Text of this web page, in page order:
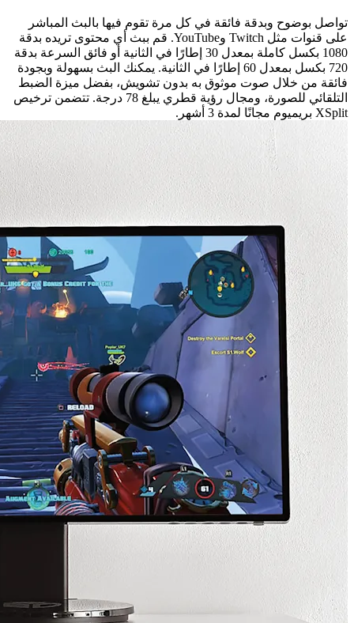
تواصل بوضوح وبدقة فائقة في كل مرة تقوم فيها بالبث المباشر
على قنوات مثل Twitch وYouTube. قم ببث أي محتوى تريده بدقة
1080 بكسل كاملة بمعدل 30 إطارًا في الثانية أو فائق السرعة بدقة
720 بكسل بمعدل 60 إطارًا في الثانية. يمكنك البث بسهولة وبجودة
فائقة من خلال صوت موثوق به بدون تشويش، بفضل ميزة الضبط
التلقائي للصورة، ومجال رؤية قطري يبلغ 78 درجة. تتضمن ترخيص
XSplit بريميوم مجانًا لمدة 3 أشهر.